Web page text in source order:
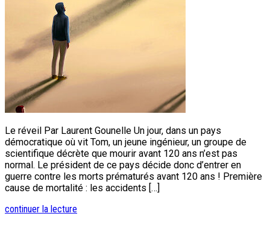
Le réveil Par Laurent Gounelle Un jour, dans un pays
démocratique où vit Tom, un jeune ingénieur, un groupe de
scientifique décrète que mourir avant 120 ans n’est pas
normal. Le président de ce pays décide donc d’entrer en
guerre contre les morts prématurés avant 120 ans ! Première
cause de mortalité : les accidents […]
continuer la lecture